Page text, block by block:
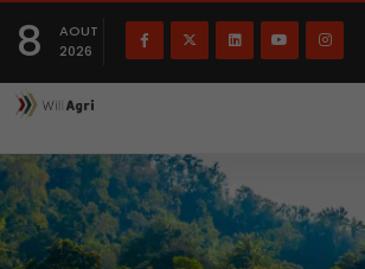
8
AOUT
2026
Français English(